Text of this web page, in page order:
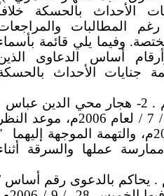
الأحداث بالحسكة
المطالبات
وفيما يلي قائمة
أساس الدعاوى
جنايات الأحداث
1 – عمر بدرخان إبراهيم . 2- هجار محي الدين
يحاكمان بالدعوى رقم أساس / 7 / لعام 2006م، موعد
عملها والسرقة
. يحاكم بالدعوى رقم أساس